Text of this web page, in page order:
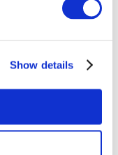
Show details